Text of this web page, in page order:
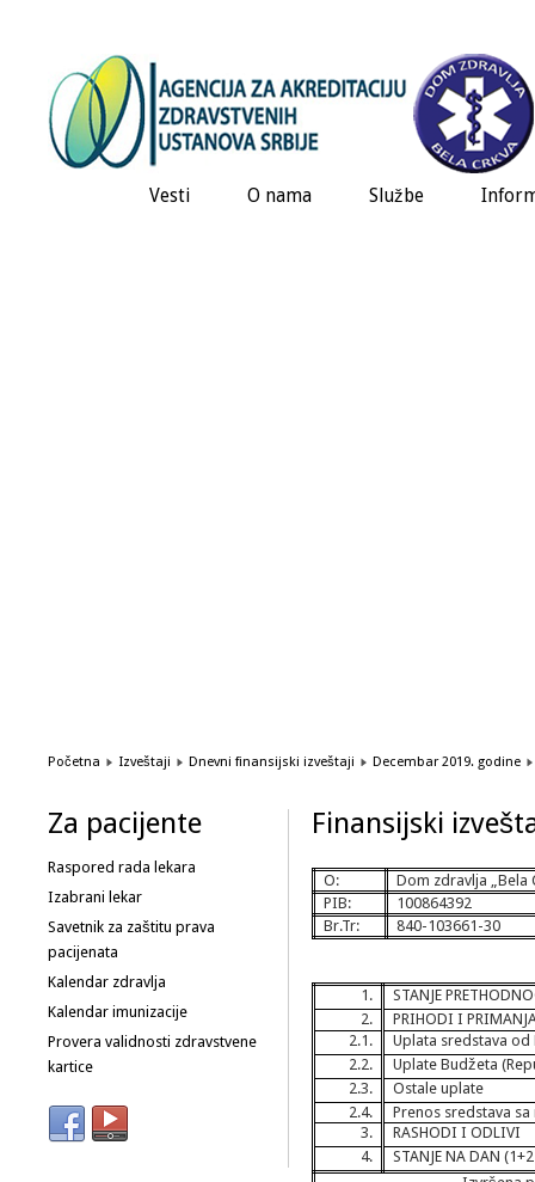
Vesti O nama Službe
Početna Izveštaji Dnevni finansijski izveštaji Decembar 2019. godine
Za pacijente
Raspored rada lekara
Izabrani lekar
Savetnik za zaštitu prava
pacijenata
Kalendar zdravlja
Kalendar imunizacije
Provera validnosti zdravstvene
kartice
Finansijski
O:
Dom zdravlja „Bela
PIB:
100864392
Br.Tr:
840-103661-30
1.
STANJE
2.
PRIHODI I
2.1.
Uplata sredstava od
2.2.
Uplate Budžeta
2.3.
Ostale uplate
2.4.
Prenos sredstava
3.
RASHODI I ODLIVI
4.
STANJE NA DAN